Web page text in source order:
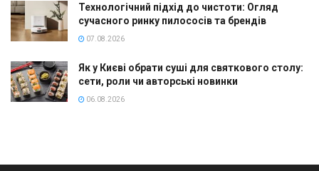
Технологічний підхід до чистоти: Огляд
сучасного ринку пилососів та брендів
07.08.2026
Як у Києві обрати суші для святкового столу:
сети, роли чи авторські новинки
06.08.2026